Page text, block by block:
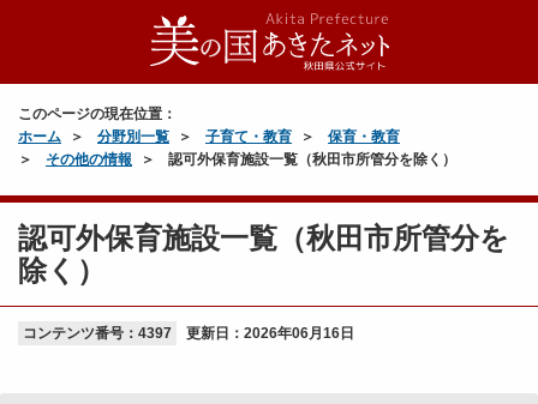
このページの現在位置：
ホーム
分野別一覧 子育て・教育
保育・教育
その他の情報
認可外保育施設一覧（秋田市所管分を除く）
認可外保育施設一覧（秋田市所管分を
除く）
コンテンツ番号：4397 更新日： 2026年06月16日